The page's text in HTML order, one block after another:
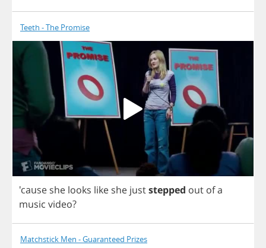
Teeth - The Promise
'cause she looks like she juststepped out ofa
music video?
Matchstick Men - Guaranteed Prizes